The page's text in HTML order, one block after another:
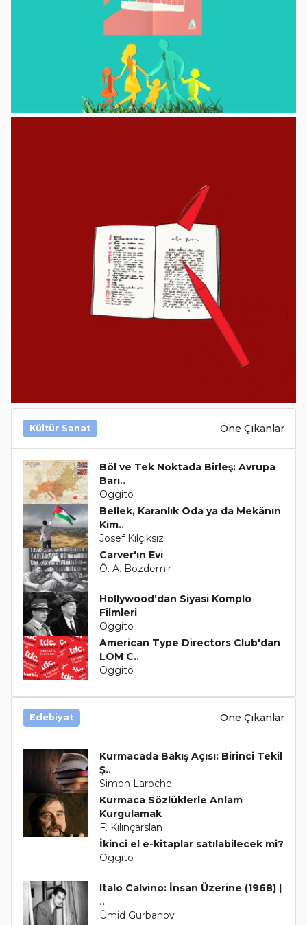
Kültür Sanat Öne Çıkanlar
Böl ve Tek Noktada Birleş: Avrupa
Barı..
Oggito
Bellek, Karanlık Oda ya da Mekânın
Kim..
Josef Kılçıksız
Carver'ın Evi
Ö. A. Bozdemir
Hollywood’dan Siyasi Komplo
Filmleri
Oggito
American Type Directors Club'dan
LOM C..
Oggito
Edebiyat Öne Çıkanlar
Kurmacada Bakış Açısı: Birinci Tekil
Ş..
Simon Laroche
Kurmaca Sözlüklerle Anlam
Kurgulamak
F. Kılınçarslan
İkinci el e-kitaplar satılabilecek mi?
Oggito
Italo Calvino: İnsan Üzerine (1968) |
..
Ümid Gurbanov